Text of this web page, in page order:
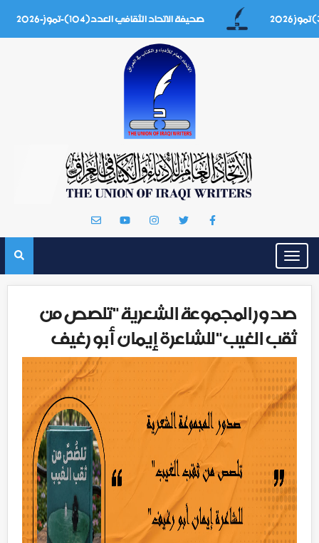
صحيفة الاتحاد الثقافي العدد(104)-تموز-2026
Toggle
navigation
صدور المجموعة الشعرية "تلصص من
ثقب الغيب"للشاعرة إيمان أبو رغيف